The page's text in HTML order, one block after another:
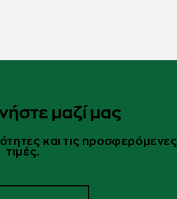
μαζί μας
και τις προσφερόμενες
τιμές.